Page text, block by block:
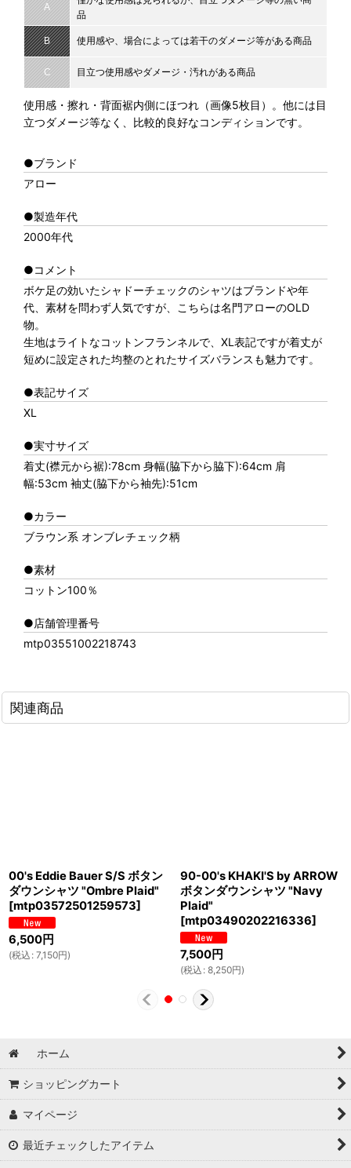
A
品
B 使用感や、場合によっては若干のダメージ等がある商品
C 目立つ使用感やダメージ・汚れがある商品
使用感・擦れ・背面裾内側にほつれ（画像5枚目）。他には目
立つダメージ等なく、比較的良好なコンディションです。
●ブランド
アロー
●製造年代
2000年代
●コメント
ボケ足の効いたシャドーチェックのシャツはブランドや年
代、素材を問わず人気ですが、こちらは名門アローのOLD
物。
生地はライトなコットンフランネルで、XL表記ですが着丈が
短めに設定された均整のとれたサイズバランスも魅力です。
●表記サイズ
XL
●実寸サイズ
着丈(襟元から裾):78cm 身幅(脇下から脇下):64cm 肩
幅:53cm 袖丈(脇下から袖先):51cm
●カラー
ブラウン系 オンブレチェック柄
●素材
コットン100％
●店舗管理番号
mtp03551002218743
関連商品
00's Eddie Bauer S/S ボタン
ダウンシャツ "Ombre Plaid"
[mtp03572501259573]
6,500円
(税込 : 7,150円)
90-00's KHAKI'S by ARROW
ボタンダウンシャツ "Navy
Plaid"
[mtp03490202216336]
7,500円
(税込 : 8,250円)
ホーム
ショッピングカート
マイページ
最近チェックしたアイテム